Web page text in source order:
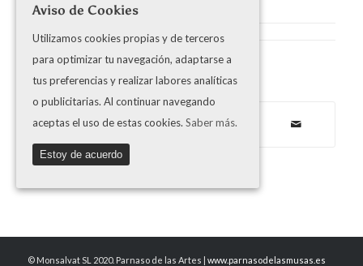
Share this entry
© Monsalvat SL 2020. Parnaso de las Artes | www.parnasodelasmusas.es
Aviso de Cookies
Utilizamos cookies propias y de terceros
para optimizar tu navegación, adaptarse a
tus preferencias y realizar labores analíticas
o publicitarias. Al continuar navegando
aceptas el uso de estas cookies. Saber más.
Estoy de acuerdo